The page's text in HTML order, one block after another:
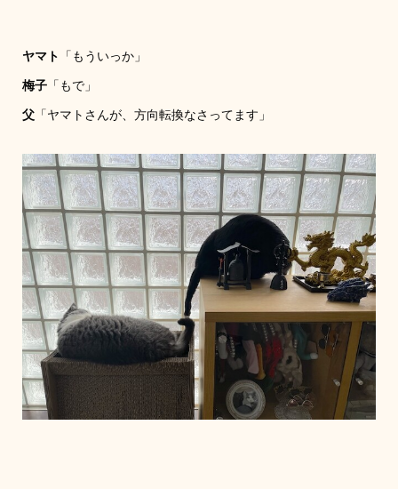
ヤマト 「もういっか」
梅子「もで」
父「ヤマトさんが、方向転換なさってます」